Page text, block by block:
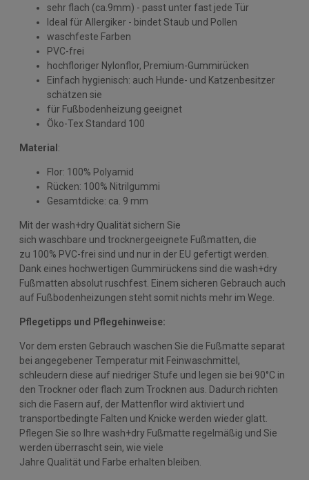
sehr flach (ca.9mm) - passt unter fast jede Tür
Ideal für Allergiker - bindet Staub und Pollen
waschfeste Farben
PVC-frei
hochfloriger Nylonflor, Premium-Gummirücken
Einfach hygienisch: auch Hunde- und Katzenbesitzer
schätzen sie
für Fußbodenheizung geeignet
Öko-Tex Standard 100
Material :
Flor: 100% Polyamid
Rücken: 100% Nitrilgummi
Gesamtdicke: ca. 9 mm
Mit der wash+dry Qualität sichern Sie
sich waschbare und trocknergeeignete Fußmatten, die
zu 100% PVC-frei sind und nur in der EU gefertigt werden.
Dank eines hochwertigen Gummirückens sind die wash+dry
Fußmatten absolut ruschfest. Einem sicheren Gebrauch auch
auf Fußbodenheizungen steht somit nichts mehr im Wege.
Pflegetipps und Pflegehinweise:
Vor dem ersten Gebrauch waschen Sie die Fußmatte separat
bei angegebener Temperatur mit Feinwaschmittel,
schleudern diese auf niedriger Stufe und legen sie bei 90°C in
den Trockner oder flach zum Trocknen aus. Dadurch richten
sich die Fasern auf, der Mattenflor wird aktiviert und
transportbedingte Falten und Knicke werden wieder glatt.
Pflegen Sie so Ihre wash+dry Fußmatte regelmäßig und Sie
werden überrascht sein, wie viele
Jahre Qualität und Farbe erhalten bleiben.